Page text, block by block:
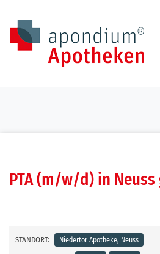
PTA (m/w/d) in Neuss
STANDORT: Niedertor Apotheke, Neuss